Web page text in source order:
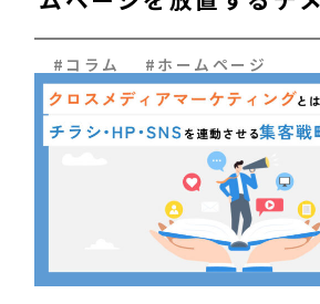
#コラム #ホームページ